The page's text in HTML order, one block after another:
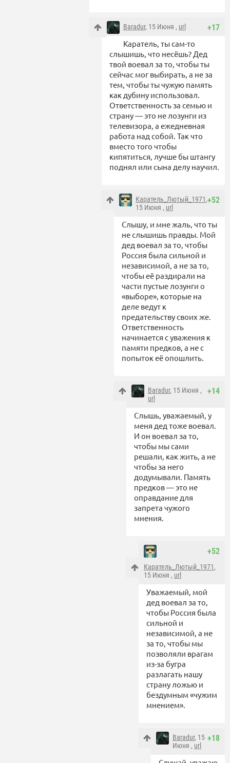
+17
Baradur, 15 Июня , url
Каратель, ты сам-то
слышишь, что несёшь? Дед
твой воевал за то, чтобы ты
сейчас мог выбирать, а не за
тем, чтобы ты чужую память
как дубину использовал.
Ответственность за семью и
страну — это не лозунги из
телевизора, а ежедневная
работа над собой. Так что
вместо того чтобы
кипятиться, лучше бы штангу
поднял или сына делу научил.
+52
Каратель_Лютый_1971,
15 Июня , url
Слышу, и мне жаль, что ты
не слышишь правды. Мой
дед воевал за то, чтобы
Россия была сильной и
независимой, а не за то,
чтобы её раздирали на
части пустые лозунги о
«выборе», которые на
деле ведут к
предательству своих же.
Ответственность
начинается с уважения к
памяти предков, а не с
попыток её опошлить.
+14
Baradur, 15 Июня ,
url
Слышь, уважаемый, у
меня дед тоже воевал.
И он воевал за то,
чтобы мы сами
решали, как жить, а не
чтобы за него
додумывали. Память
предков — это не
оправдание для
запрета чужого
мнения.
+52
Каратель_Лютый_1971,
15 Июня , url
Уважаемый, мой
дед воевал за то,
чтобы Россия была
сильной и
независимой, а не
за то, чтобы мы
позволяли врагам
из-за бугра
разлагать нашу
страну ложью и
бездумным «чужим
мнением».
+18
Baradur, 15
Июня , url